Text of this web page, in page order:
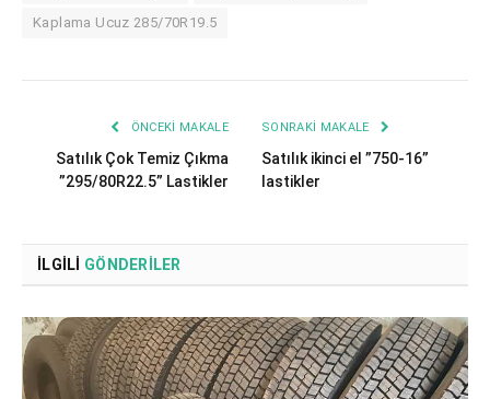
Kaplama Ucuz 285/70R19.5
ÖNCEKI MAKALE
Satılık Çok Temiz Çıkma
”295/80R22.5” Lastikler
SONRAKI MAKALE
Satılık ikinci el ”750-16”
lastikler
İLGILI GÖNDERILER